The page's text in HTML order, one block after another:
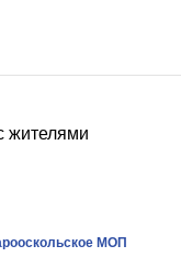
жителями
МОП